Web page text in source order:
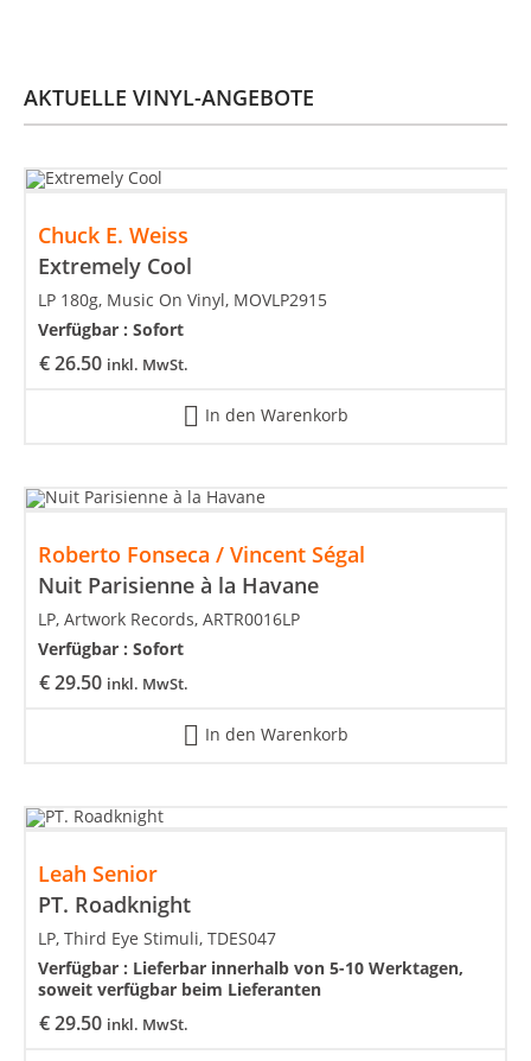
AKTUELLE VINYL-ANGEBOTE
Chuck E. Weiss
Extremely Cool
€26.50 inkl. MwSt.
LP 180g, Music On Vinyl, MOVLP2915
Verfügbar : Sofort
In den Warenkorb
Roberto Fonseca / Vincent Ségal
Nuit Parisienne à la Havane
€29.50 inkl. MwSt.
LP, Artwork Records, ARTR0016LP
Verfügbar : Sofort
In den Warenkorb
Leah Senior
PT. Roadknight
€29.50 inkl. MwSt.
LP, Third Eye Stimuli, TDES047
Verfügbar : Lieferbar innerhalb von 5-10 Werktagen,
soweit verfügbar beim Lieferanten